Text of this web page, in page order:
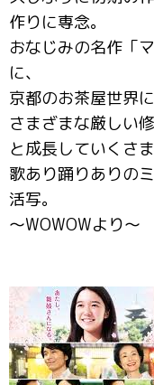
作りに専念。
おなじみの名作「
に、
京都のお茶屋世界
さまざまな厳しい
と成長していくさま
歌あり踊りありの
活写。
～WOWOWより～